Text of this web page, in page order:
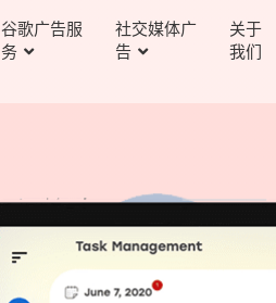
谷歌广告服
务
社交媒体广
告
关于
我们